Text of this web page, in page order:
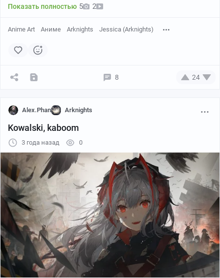
Показать полностью 5 2
Anime Art Аниме Arknights Jessica (Arknights)
8 24
Alex.Phan Arknights
Kowalski, kaboom
3 года назад 0